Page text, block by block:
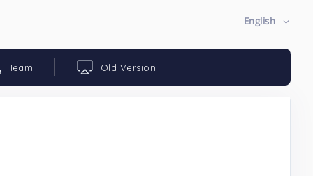
English
Team Old Version